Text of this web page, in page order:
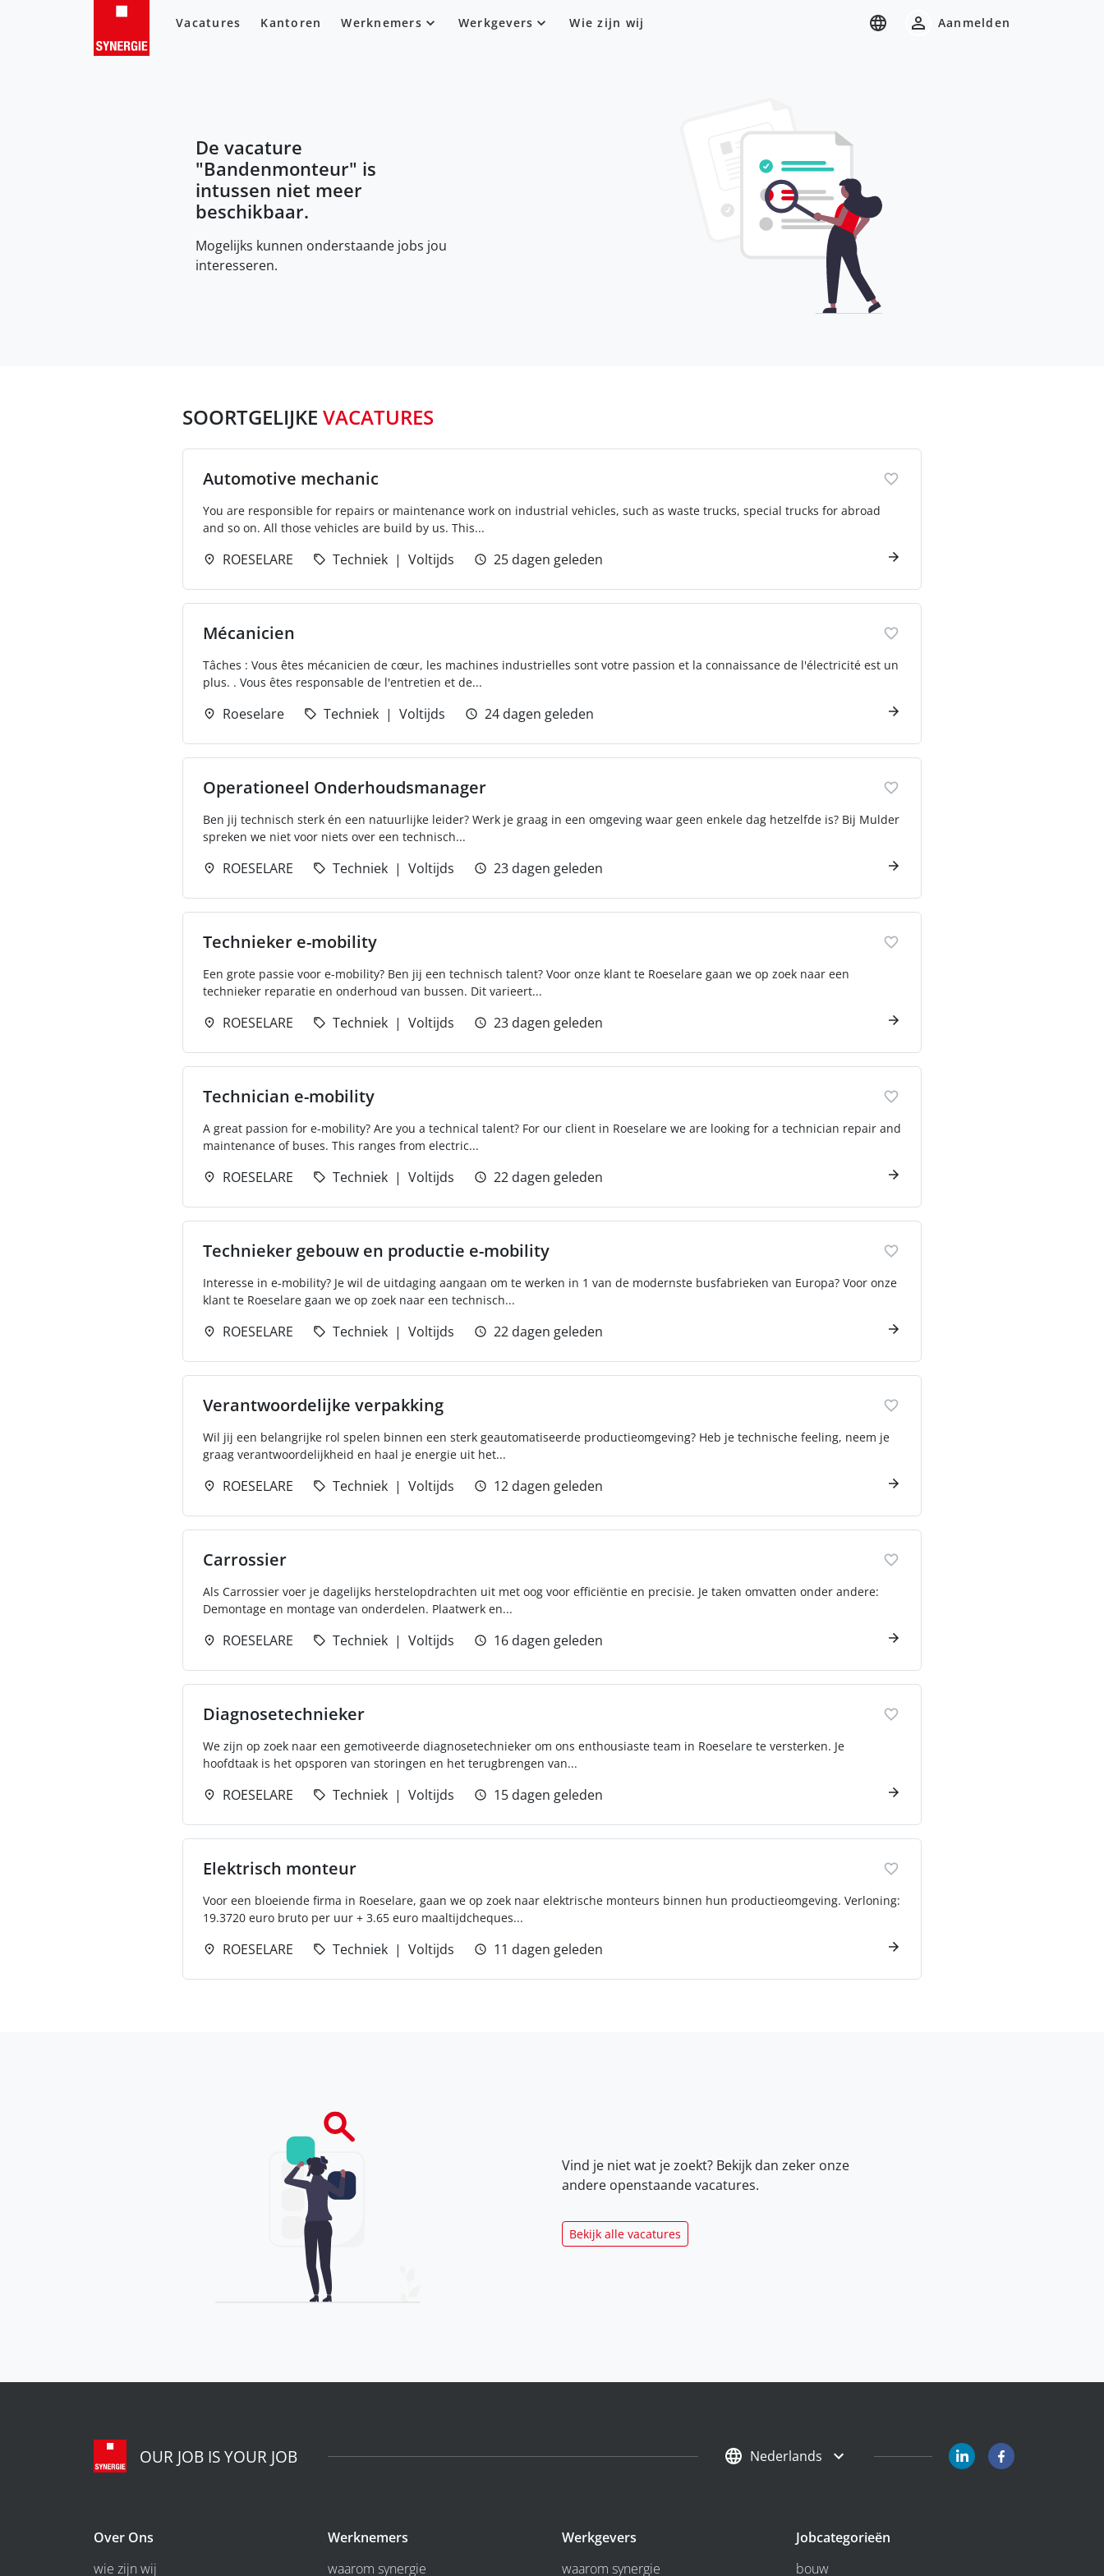
Vacatures Kantoren Werknemers Werkgevers Wie zijn wij Aanmelden
De vacature
"Bandenmonteur" is
intussen niet meer
beschikbaar.
Mogelijks kunnen onderstaande jobs jou
interesseren.
SOORTGELIJKE VACATURES
Automotive mechanic
You are responsible for repairs or maintenance work on industrial vehicles, such as waste trucks, special trucks for abroad
and so on. All those vehicles are build by us. This...
ROESELARE Techniek Voltijds 25 dagen geleden
Mécanicien
Tâches : Vous êtes mécanicien de cœur, les machines industrielles sont votre passion et la connaissance de l'électricité est un
plus. . Vous êtes responsable de l'entretien et de...
Roeselare Techniek Voltijds 24 dagen geleden
Operationeel Onderhoudsmanager
Ben jij technisch sterk én een natuurlijke leider? Werk je graag in een omgeving waar geen enkele dag hetzelfde is? Bij Mulder
spreken we niet voor niets over een technisch...
ROESELARE Techniek Voltijds 23 dagen geleden
Technieker e-mobility
Een grote passie voor e-mobility? Ben jij een technisch talent? Voor onze klant te Roeselare gaan we op zoek naar een
technieker reparatie en onderhoud van bussen. Dit varieert...
ROESELARE Techniek Voltijds 23 dagen geleden
Technician e-mobility
A great passion for e-mobility? Are you a technical talent? For our client in Roeselare we are looking for a technician repair and
maintenance of buses. This ranges from electric...
ROESELARE Techniek Voltijds 22 dagen geleden
Technieker gebouw en productie e-mobility
Interesse in e-mobility? Je wil de uitdaging aangaan om te werken in 1 van de modernste busfabrieken van Europa? Voor onze
klant te Roeselare gaan we op zoek naar een technisch...
ROESELARE Techniek Voltijds 22 dagen geleden
Verantwoordelijke verpakking
Wil jij een belangrijke rol spelen binnen een sterk geautomatiseerde productieomgeving? Heb je technische feeling, neem je
graag verantwoordelijkheid en haal je energie uit het...
ROESELARE Techniek Voltijds 12 dagen geleden
Carrossier
Als Carrossier voer je dagelijks herstelopdrachten uit met oog voor efficiëntie en precisie. Je taken omvatten onder andere:
Demontage en montage van onderdelen. Plaatwerk en...
ROESELARE Techniek Voltijds 16 dagen geleden
Diagnosetechnieker
We zijn op zoek naar een gemotiveerde diagnosetechnieker om ons enthousiaste team in Roeselare te versterken. Je
hoofdtaak is het opsporen van storingen en het terugbrengen van...
ROESELARE Techniek Voltijds 15 dagen geleden
Elektrisch monteur
Voor een bloeiende firma in Roeselare, gaan we op zoek naar elektrische monteurs binnen hun productieomgeving. Verloning:
19.3720 euro bruto per uur + 3.65 euro maaltijdcheques...
ROESELARE Techniek Voltijds 11 dagen geleden
Vind je niet wat je zoekt? Bekijk dan zeker onze
andere openstaande vacatures.
Bekijk alle vacatures
OUR JOB IS YOUR JOB Nederlands
Over Ons
wie zijn wij
Werknemers
waarom synergie
Werkgevers
waarom synergie
Jobcategorieën
bouw